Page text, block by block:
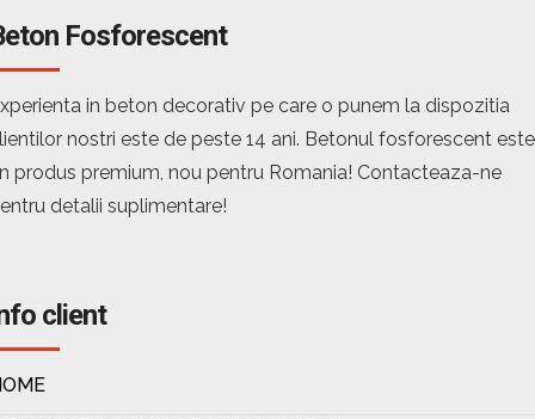
Fosforescent
in beton decorativ pe care o punem la dispozitia
nostri este de peste 14 ani. Betonul fosforescent este
produs premium, nou pentru Romania! Contacteaza-ne
detalii suplimentare!
client